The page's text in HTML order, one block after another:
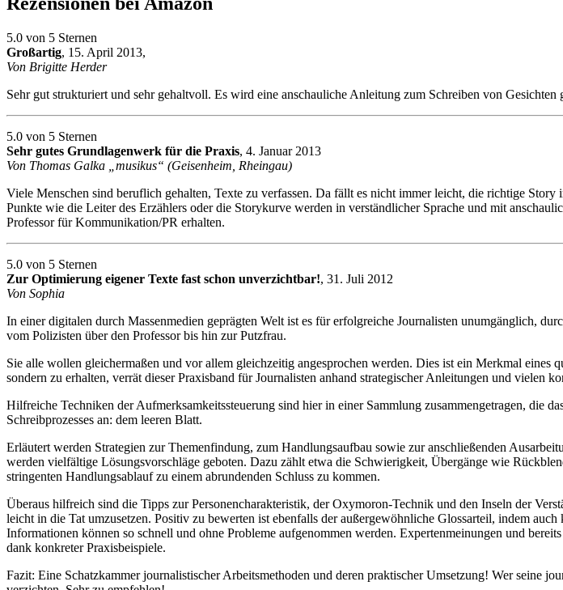
5.0 von 5 Sternen
Großartig, 15. April 2013,
Von Brigitte Herder
Sehr gut strukturiert und sehr gehaltvoll. Es wird eine anschauliche Anleitung zum Schreiben von
5.0 von 5 Sternen
Sehr gutes Grundlagenwerk für die Praxis, 4. Januar 2013
Von Thomas Galka „musikus“ (Geisenheim, Rheingau)
Viele Menschen sind beruflich gehalten, Texte zu verfassen. Da fällt es nicht immer leicht, die richtige
Punkte wie die Leiter des Erzählers oder die Storykurve werden in verständlicher Sprache und mit
Professor für Kommunikation/PR erhalten.
5.0 von 5 Sternen
Zur Optimierung eigener Texte fast schon unverzichtbar!, 31. Juli 2012
Von Sophia
In einer digitalen durch Massenmedien geprägten Welt ist es für erfolgreiche Journalisten unumgänglich,
vom Polizisten über den Professor bis hin zur Putzfrau.
Sie alle wollen gleichermaßen und vor allem gleichzeitig angesprochen werden. Dies ist ein Merkmal
sondern zu erhalten, verrät dieser Praxisband für Journalisten anhand strategischer Anleitungen und vielen
Hilfreiche Techniken der Aufmerksamkeitssteuerung sind hier in einer Sammlung zusammengetragen, die
Schreibprozesses an: dem leeren Blatt.
Erläutert werden Strategien zur Themenfindung, zum Handlungsaufbau sowie zur anschließenden
werden vielfältige Lösungsvorschläge geboten. Dazu zählt etwa die Schwierigkeit, Übergänge wie
stringenten Handlungsablauf zu einem abrundenden Schluss zu kommen.
Überaus hilfreich sind die Tipps zur Personencharakteristik, der Oxymoron-Technik und den Inseln der
leicht in die Tat umzusetzen. Positiv zu bewerten ist ebenfalls der außergewöhnliche Glossarteil, indem
Informationen können so schnell und ohne Probleme aufgenommen werden. Expertenmeinungen und
dank konkreter Praxisbeispiele.
Fazit: Eine Schatzkammer journalistischer Arbeitsmethoden und deren praktischer Umsetzung! Wer seine